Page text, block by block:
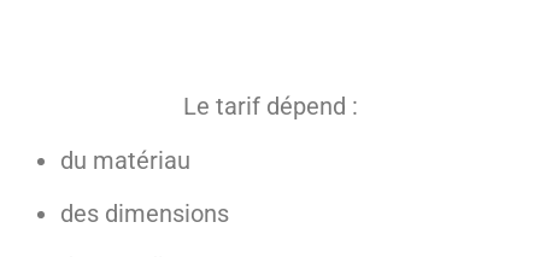
Le tarif dépend :
du matériau
des dimensions